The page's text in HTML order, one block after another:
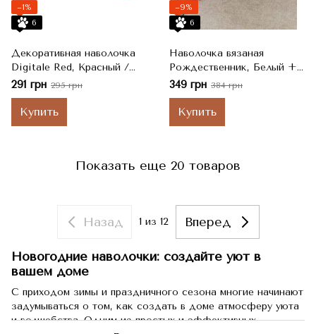
−1%
6
Декоративная наволочка
Digitale Red, Красный /
Серый / Бежевый, 45x45
см
291 грн 295 грн
Купить
−9%
6
Наволочка вязаная
Рождественник, Белый +
Красный, 45x45 см
349 грн 384 грн
Купить
Показать еще 20 товаров
Назад 1 из 12 Вперед
Новогодние наволочки: создайте уют в
вашем доме
С приходом зимы и праздничного сезона многие начинают
задумываться о том, как создать в доме атмосферу уюта
и волшебства. Одним из простых и эффективных